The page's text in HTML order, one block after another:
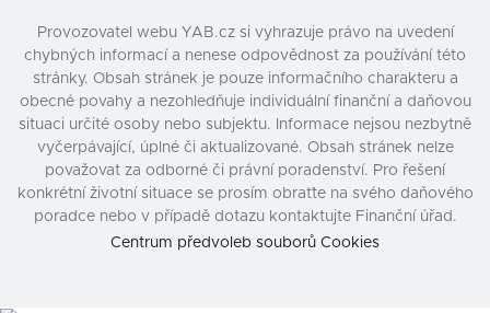
Provozovatel webu YAB.cz si vyhrazuje právo na uvedení
chybných informací a nenese odpovědnost za používání této
stránky. Obsah stránek je pouze informačního charakteru a
obecné povahy a nezohledňuje individuální finanční a daňovou
situaci určité osoby nebo subjektu. Informace nejsou nezbytně
vyčerpávající, úplné či aktualizované. Obsah stránek nelze
považovat za odborné či právní poradenství. Pro řešení
konkrétní životní situace se prosím obraťte na svého daňového
poradce nebo v případě dotazu kontaktujte Finanční úřad.
Centrum předvoleb souborů Cookies